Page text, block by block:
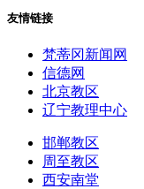
友情链接
梵蒂冈新闻网
信德网
北京教区
辽宁教理中心
邯郸教区
周至教区
西安南堂